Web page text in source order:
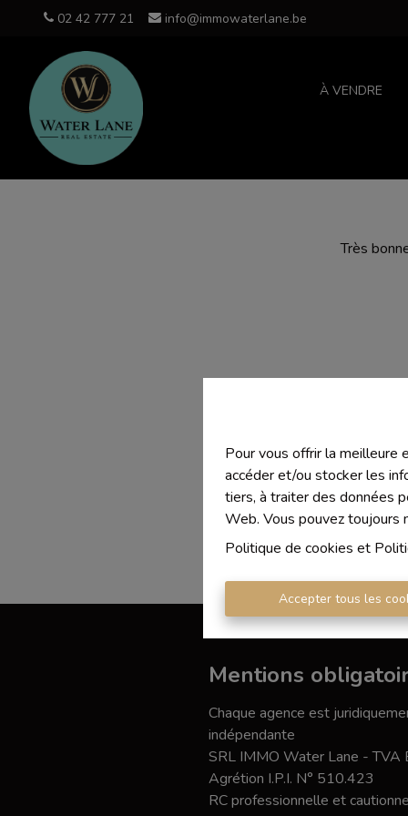
Pour vous offrir la meilleure
accéder et/ou stocker les
tiers, à traiter des données
Web. Vous pouvez toujours
Politique de cookies et
Accepter tous les
02 42 777 21 info@immowaterlane.be
À VENDRE
Très
Mentions
Chaque agence est
indépendante
SRL IMMO Water Lane -
Agrétion I.P.I. N° 510.423
RC professionnelle et